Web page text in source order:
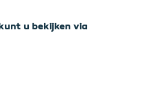
u bekijken via